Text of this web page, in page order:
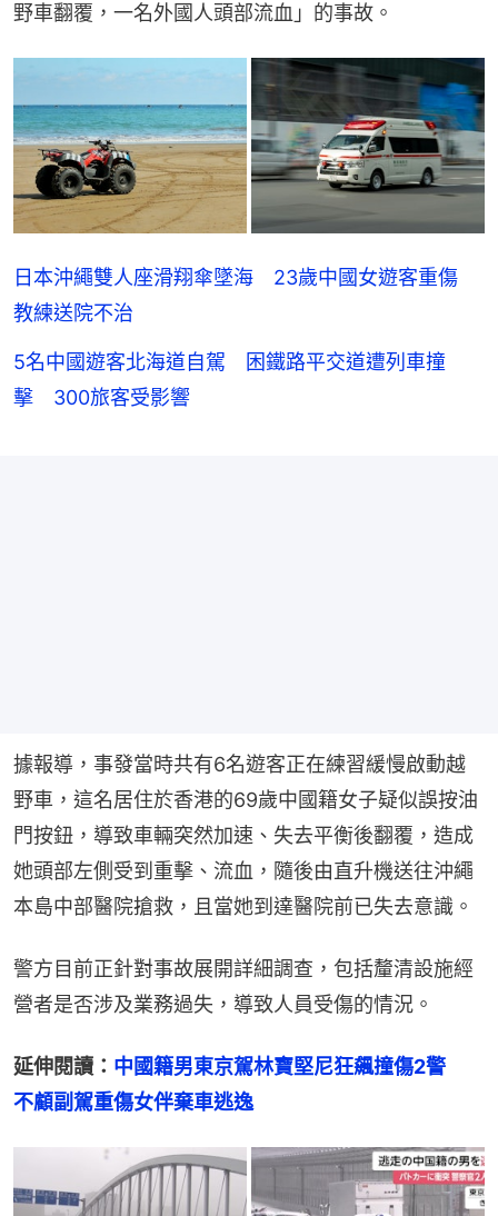
野車翻覆，一名外國人頭部流血」的事故。
日本沖繩雙人座滑翔傘墜海 23歲中國女遊客重傷
教練送院不治
5名中國遊客北海道自駕 困鐵路平交道遭列車撞
擊 300旅客受影響
據報導，事發當時共有6名遊客正在練習緩慢啟動越
野車，這名居住於香港的69歲中國籍女子疑似誤按油
門按鈕，導致車輛突然加速、失去平衡後翻覆，造成
她頭部左側受到重擊、流血，隨後由直升機送往沖繩
本島中部醫院搶救，且當她到達醫院前已失去意識。
警方目前正針對事故展開詳細調查，包括釐清設施經
營者是否涉及業務過失，導致人員受傷的情況。
延伸閱讀： 中國籍男東京駕林寶堅尼狂飆撞傷2警
不顧副駕重傷女伴棄車逃逸